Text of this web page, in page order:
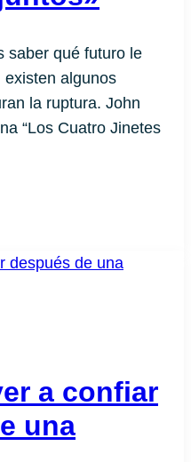
saber qué futuro le
algunos
la ruptura. John
“Los Cuatro Jinetes
a confiar
una